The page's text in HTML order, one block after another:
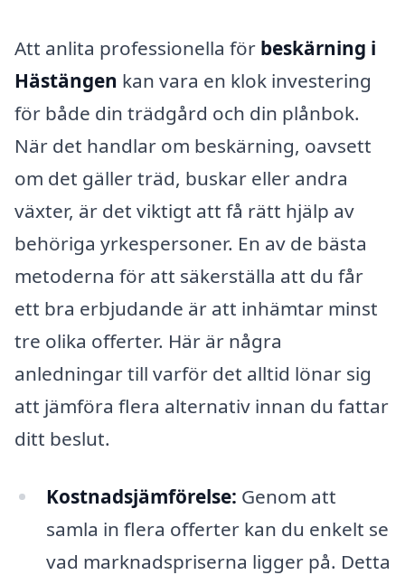
Att anlita professionella för beskärning i
Hästängen kan vara en klok investering
för både din trädgård och din plånbok.
När det handlar om beskärning, oavsett
om det gäller träd, buskar eller andra
växter, är det viktigt att få rätt hjälp av
behöriga yrkespersoner. En av de bästa
metoderna för att säkerställa att du får
ett bra erbjudande är att inhämtar minst
tre olika offerter. Här är några
anledningar till varför det alltid lönar sig
att jämföra flera alternativ innan du fattar
ditt beslut.
Kostnadsjämförelse: Genom att
samla in flera offerter kan du enkelt se
vad marknadspriserna ligger på. Detta